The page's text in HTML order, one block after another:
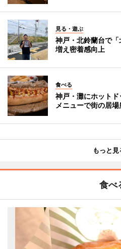
見る・遊ぶ
神戸・北鈴蘭台で
増え密着感向上
食べる
神戸・灘にホット
メニューで街の居場
もっと見
食べ